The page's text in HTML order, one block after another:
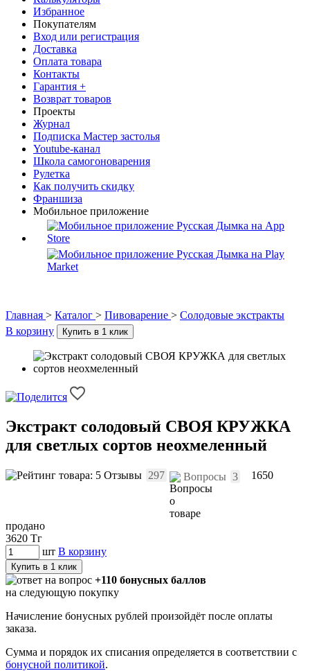
Избранное
Покупателям
Вход или регистрация
Доставка
Оплата товара
Контакты
Гарантия +
Возврат товаров
Проекты
Журнал
Подписка Мастер застолья
Youtube-канал
Школа самогоноварения
Рулетка
Как получить скидку
Франшиза
Мобильное приложение
Главная > Каталог > Пивоварение > Солодовые экстракты
В корзину
Купить в 1 клик
Экстракт солодовый СВОЯ КРУЖКА
для светлых сортов неохмеленный
Отзывы 297 Вопросы 3 1650
продано
3620 Тг
шт В корзину
Купить в 1 клик
+110 бонусных баллов
на следующую покупку
Начисление бонусных рублей произойдёт после оплаты
заказа.
Сумма и порядок их списания определяется в соответствии с
бонусной политикой.